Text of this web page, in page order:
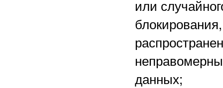
или
данных;